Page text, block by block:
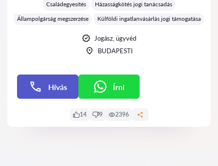
Családegyesítés
Házasságkötés jogi tanácsadás
Állampolgárság megszerzése
Külföldi ingatlanvásárlás jogi támogatása
Jogász, ügyvéd
BUDAPESTI
Hívás Írni
14 9 2396